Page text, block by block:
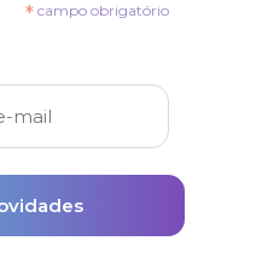
* campo obrigatório